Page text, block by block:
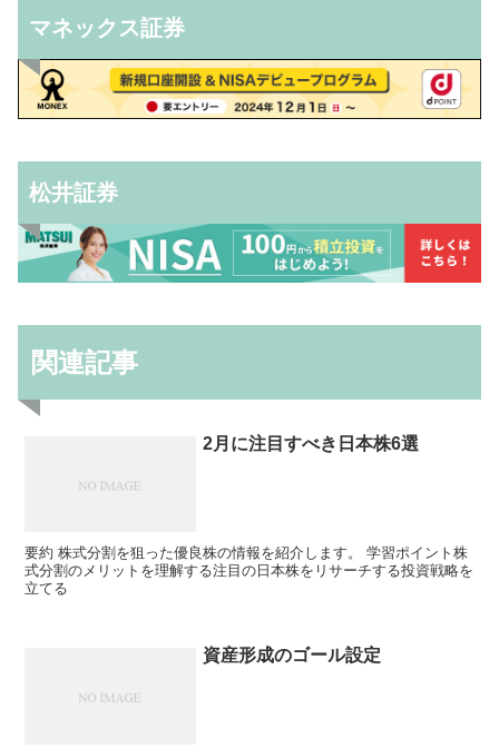
マネックス証券
松井証券
関連記事
2月に注目すべき日本株6選
要約 株式分割を狙った優良株の情報を紹介します。 学習ポイント株
式分割のメリットを理解する注目の日本株をリサーチする投資戦略を
立てる
資産形成のゴール設定